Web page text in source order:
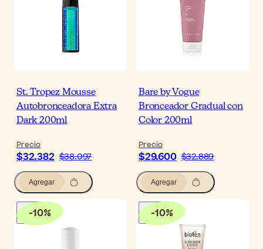
St. Tropez Mousse
Autobronceadora Extra
Dark 200ml
Precio
$32.382 $38.097
Agregar
Bare by Vogue
Bronceador Gradual con
Color 200ml
Precio
$29.600 $32.889
Agregar
-10% -10%